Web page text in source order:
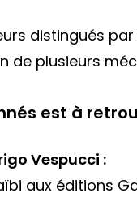
distingués
de plusieurs
est à
Vespucci :
aux éditions